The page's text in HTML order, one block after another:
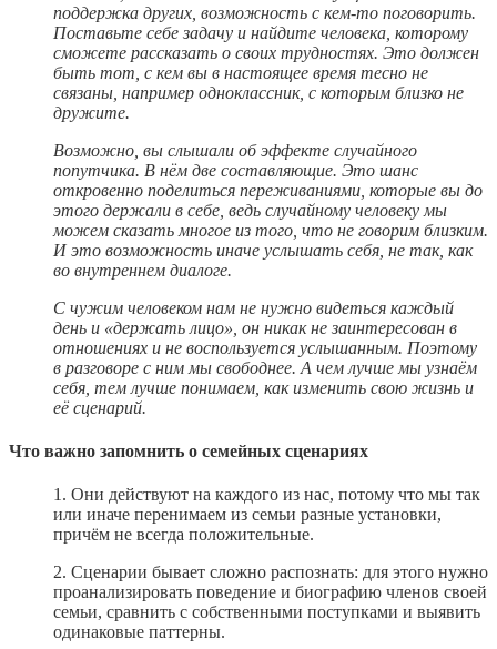
поддержка других, возможность с кем‑то поговорить.
Поставьте себе задачу и найдите человека, которому
сможете рассказать о своих трудностях. Это должен
быть тот, с кем вы в настоящее время тесно не
связаны, например одноклассник, с которым близко не
дружите.
Возможно, вы слышали об эффекте случайного
попутчика. В нём две составляющие. Это шанс
откровенно поделиться переживаниями, которые вы до
этого держали в себе, ведь случайному человеку мы
можем сказать многое из того, что не говорим близким.
И это возможность иначе услышать себя, не так, как
во внутреннем диалоге.
С чужим человеком нам не нужно видеться каждый
день и «держать лицо», он никак не заинтересован в
отношениях и не воспользуется услышанным. Поэтому
в разговоре с ним мы свободнее. А чем лучше мы узнаём
себя, тем лучше понимаем, как изменить свою жизнь и
её сценарий.
Что важно запомнить о семейных сценариях
1. Они действуют на каждого из нас, потому что мы так
или иначе перенимаем из семьи разные установки,
причём не всегда положительные.
2. Сценарии бывает сложно распознать: для этого нужно
проанализировать поведение и биографию членов своей
семьи, сравнить с собственными поступками и выявить
одинаковые паттерны.